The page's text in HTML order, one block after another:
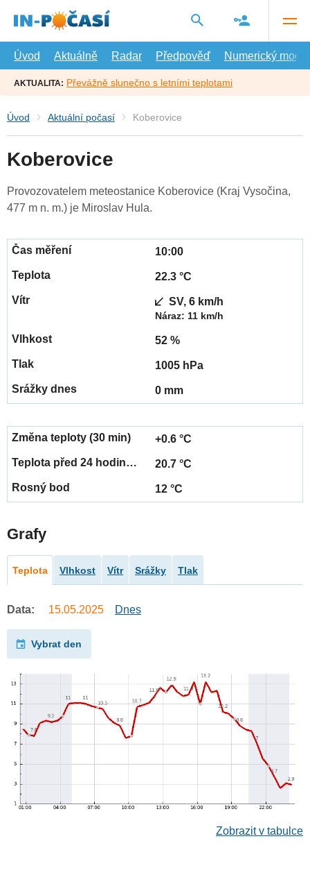
hlavní
Úvod
Aktuálně Radar Předpověď Numerický model
AKTUALITA: Převážně slunečno s letními teplotami
Úvod Aktuální počasí Koberovice
Koberovice
Provozovatelem meteostanice Koberovice (Kraj Vysočina,
477 m n. m.) je Miroslav Hula.
10:00
22.3 °C
SV, 6 km/h
Náraz: 11 km/h
52 %
1005 hPa
0 mm
+0.6 °C
20.7 °C
12 °C
Grafy
Teplota Vlhkost Vítr Srážky Tlak
Data: 15.05.2025 Dnes
Vybrat den
Zobrazit v tabulce